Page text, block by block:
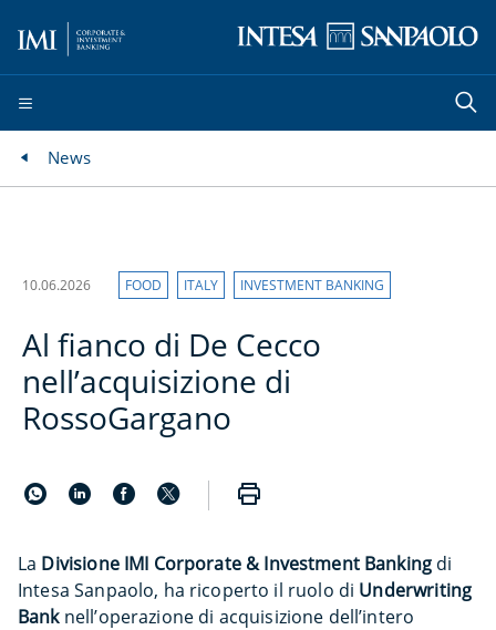
News
10.06.2026 FOOD ITALY INVESTMENT BANKING
Al fianco di De Cecco
nell’acquisizione di
RossoGargano
La Divisione IMI Corporate & Investment Banking di
Intesa Sanpaolo, ha ricoperto il ruolo di Underwriting
Banknell’operazione di acquisizione dell’intero